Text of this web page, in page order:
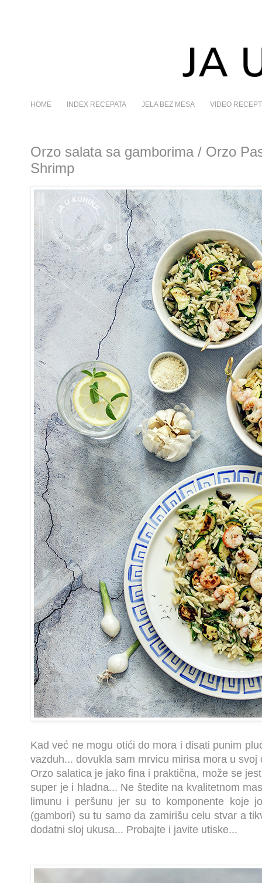
HOME INDEX RECEPATA JELA BEZ MESA VIDEO
Orzo salata sa gamborima / Orzo
Shrimp
Kad već ne mogu otići do mora i disati punim
vazduh... dovukla sam mrvicu mirisa mora u svoj
Orzo salatica je jako fina i praktična, može se
super je i hladna... Ne štedite na kvalitetnom
limunu i peršunu jer su to komponente koje
(gambori) su tu samo da zamirišu celu stvar a
dodatni sloj ukusa... Probajte i javite utiske...